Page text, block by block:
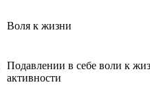
Воля к жизни
Подавлении в себе воли к
активности